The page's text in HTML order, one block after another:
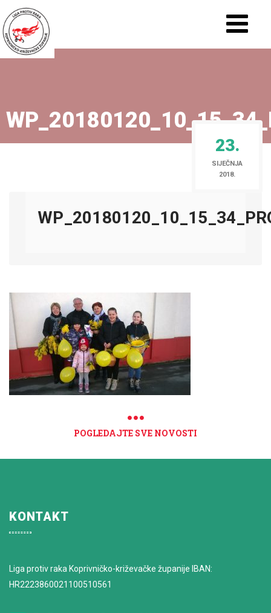
23.
SIJEČNJA
2018.
POGLEDAJTE SVE NOVOSTI
KONTAKT
Liga protiv raka Koprivničko-križevačke županije IBAN:
HR2223860021100510561